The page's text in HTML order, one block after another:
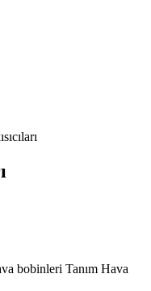
bobinleri Tanım Hava